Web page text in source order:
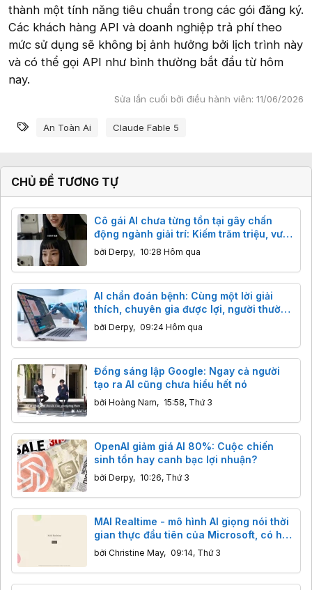
thành một tính năng tiêu chuẩn trong các gói đăng ký.
Các khách hàng API và doanh nghiệp trả phí theo
mức sử dụng sẽ không bị ảnh hưởng bởi lịch trình này
và có thể gọi API như bình thường bắt đầu từ hôm
nay.
Sửa lần cuối bởi điều hành viên: 11/06/2026
Từ khóa
An Toàn Ai Claude Fable 5
CHỦ ĐỀ TƯƠNG TỰ
Cô gái AI chưa từng tồn tại gây chấn
động ngành giải trí: Kiếm trăm triệu, vượt
mặt sao thật
bởi Derpy, 10:28 Hôm qua
AI chẩn đoán bệnh: Cùng một lời giải
thích, chuyên gia được lợi, người thường
bị hại?
bởi Derpy, 09:24 Hôm qua
Đồng sáng lập Google: Ngay cả người
tạo ra AI cũng chưa hiểu hết nó
bởi Hoàng Nam, 15:58, Thứ 3
OpenAI giảm giá AI 80%: Cuộc chiến
sinh tồn hay canh bạc lợi nhuận?
bởi Derpy, 10:26, Thứ 3
MAI Realtime - mô hình AI giọng nói thời
gian thực đầu tiên của Microsoft, có hỗ
trợ tiếng Việt
bởi Christine May, 09:14, Thứ 3